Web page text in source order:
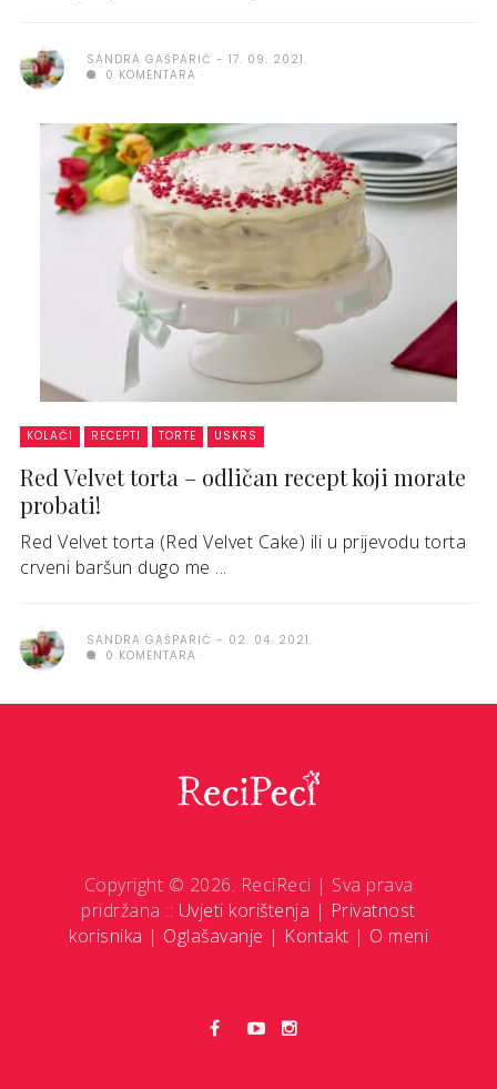
SANDRA GAŠPARIĆ
17. 09. 2021.
0 KOMENTARA
KOLAČI RECEPTI TORTE USKRS
Red Velvet torta – odličan recept koji morate
probati!
Red Velvet torta (Red Velvet Cake) ili u prijevodu torta
crveni baršun dugo me ...
SANDRA GAŠPARIĆ
02. 04. 2021.
0 KOMENTARA
Copyright © 2026. ReciReci | Sva prava
pridržana :: Uvjeti korištenja | Privatnost
korisnika | Oglašavanje | Kontakt | O meni